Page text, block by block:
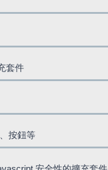
套件
按鈕等